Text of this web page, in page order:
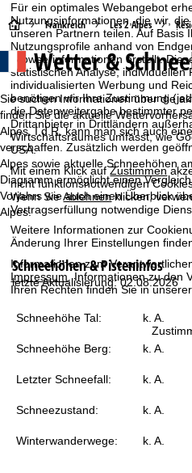
Für ein optimales Webangebot
Nutzungsinformationen, die wir,
unseren Partnern teilen. Auf Basis
Nutzungsprofile anhand von
Browserinformationen erstellt.
statistischen Analyse, individuellen
individualisierten Werbung und
benötigen wir Ihre Zustimmung
die Datenweitergabe bestimmter
Drittanbieter in Drittländern
Wirtschaftsraumes umfasst, wie
USA.
Mit einem Klick aufZustimmen
nicht funktionsnotwendigen
Wenn SieAblehnenklicken,
Vertragserfüllung notwendige
Weitere Informationen zur
Änderung Ihrer Einstellungen
Informationen zum
Impressum . Informationen zu den
Ihren Rechten finden Sie in unserer
S
t
a
r
t
s
t
e
Frankreich Les 2 Alpes
Wetter &
Sie suchen Informationen über die
finden Sie die aktuelle
Alpes. I.d.R. kann man sich auch
verschaffen. Zusätzlich werden
Alpes sowie aktuelle Schneehöhen
Diagramm ermöglicht einen
Vorjahrs wie auch einen Überblick
Alpes.
Schneehöhen & Pisteninfos
letzte Aktualisierung: 02.08.2026
Schneehöhe Tal: k. A.
Schneehöhe Berg: k. A.
Letzter Schneefall: k. A.
Schneezustand: k. A.
Winterwanderwege: k. A.